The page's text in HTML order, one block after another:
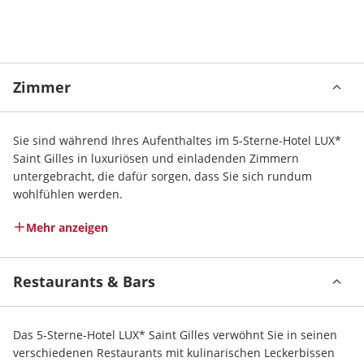
Zimmer
Sie sind während Ihres Aufenthaltes im 5-Sterne-Hotel LUX*
Saint Gilles in luxuriösen und einladenden Zimmern
untergebracht, die dafür sorgen, dass Sie sich rundum
wohlfühlen werden.
Mehr anzeigen
Restaurants & Bars
Das 5-Sterne-Hotel LUX* Saint Gilles verwöhnt Sie in seinen
verschiedenen Restaurants mit kulinarischen Leckerbissen